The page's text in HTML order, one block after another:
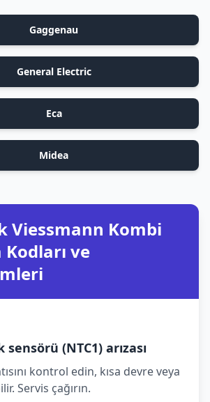
Gaggenau
General Electric
Eca
Midea
Viessmann Kombi
Kodları ve
sensörü (NTC1) arızası
kontrol edin, kısa devre veya
Servis çağırın.